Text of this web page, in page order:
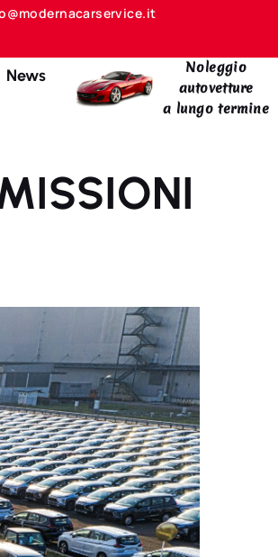
News
Noleggio
autovetture
a lungo termine